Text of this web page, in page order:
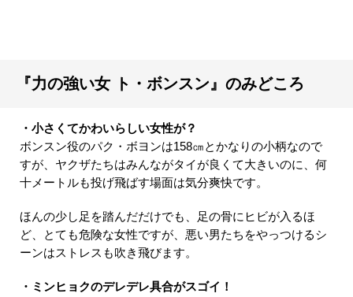
『力の強い女 ト・ボンスン』のみどころ
・小さくてかわいらしい女性が？
ボンスン役のパク・ボヨンは158㎝とかなりの小柄なので
すが、ヤクザたちはみんながタイが良くて大きいのに、何
十メートルも投げ飛ばす場面は気分爽快です。
ほんの少し足を踏んだだけでも、足の骨にヒビが入るほ
ど、とても危険な女性ですが、悪い男たちをやっつけるシ
ーンはストレスも吹き飛びます。
・ミンヒョクのデレデレ具合がスゴイ！